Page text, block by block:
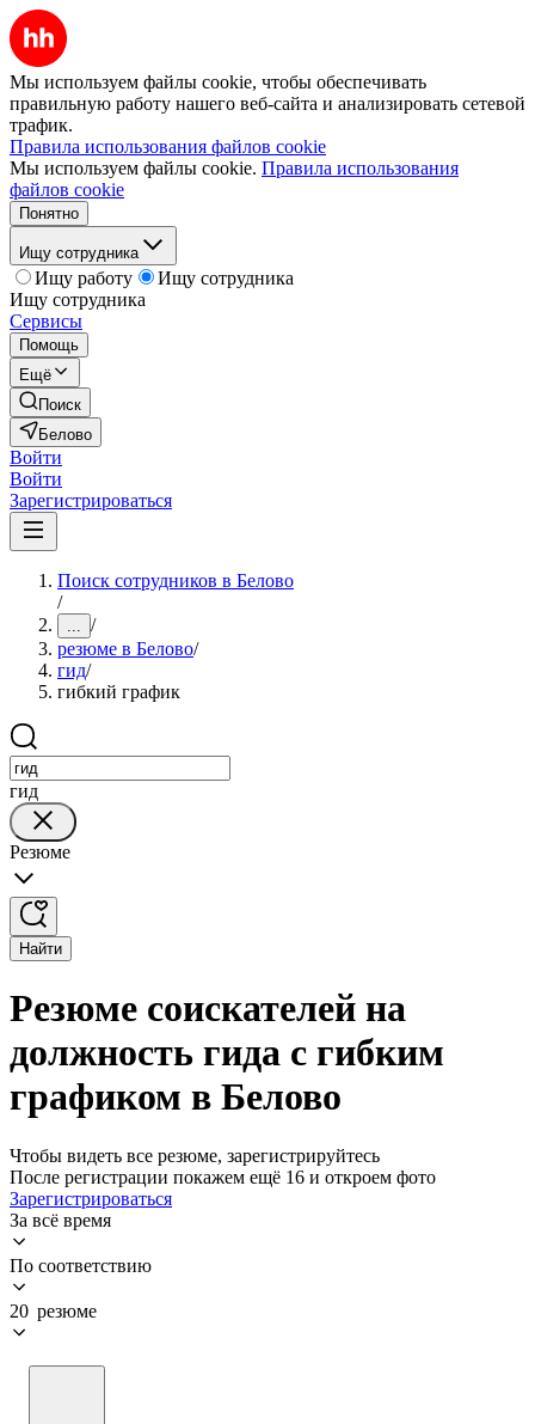
Мы используем файлы cookie, чтобы обеспечивать
правильную работу нашего веб-сайта и анализировать сетевой
трафик.
Правила использования файлов cookie
Мы используем файлы cookie. Правила использования
файлов cookie
Понятно
Ищу сотрудника
Ищу работу
Ищу сотрудника
Ищу сотрудника
Сервисы
Помощь
Ещё
Поиск
Белово
Войти
Войти
Зарегистрироваться
Поиск сотрудников в Белово
/
... /
резюме в Белово/
гид/
гибкий график
гид
Резюме
Найти
Резюме соискателей на
должность гида с гибким
графиком в Белово
Чтобы видеть все резюме, зарегистрируйтесь
После регистрации покажем ещё 16 и откроем фото
Зарегистрироваться
За всё время
По соответствию
20 резюме